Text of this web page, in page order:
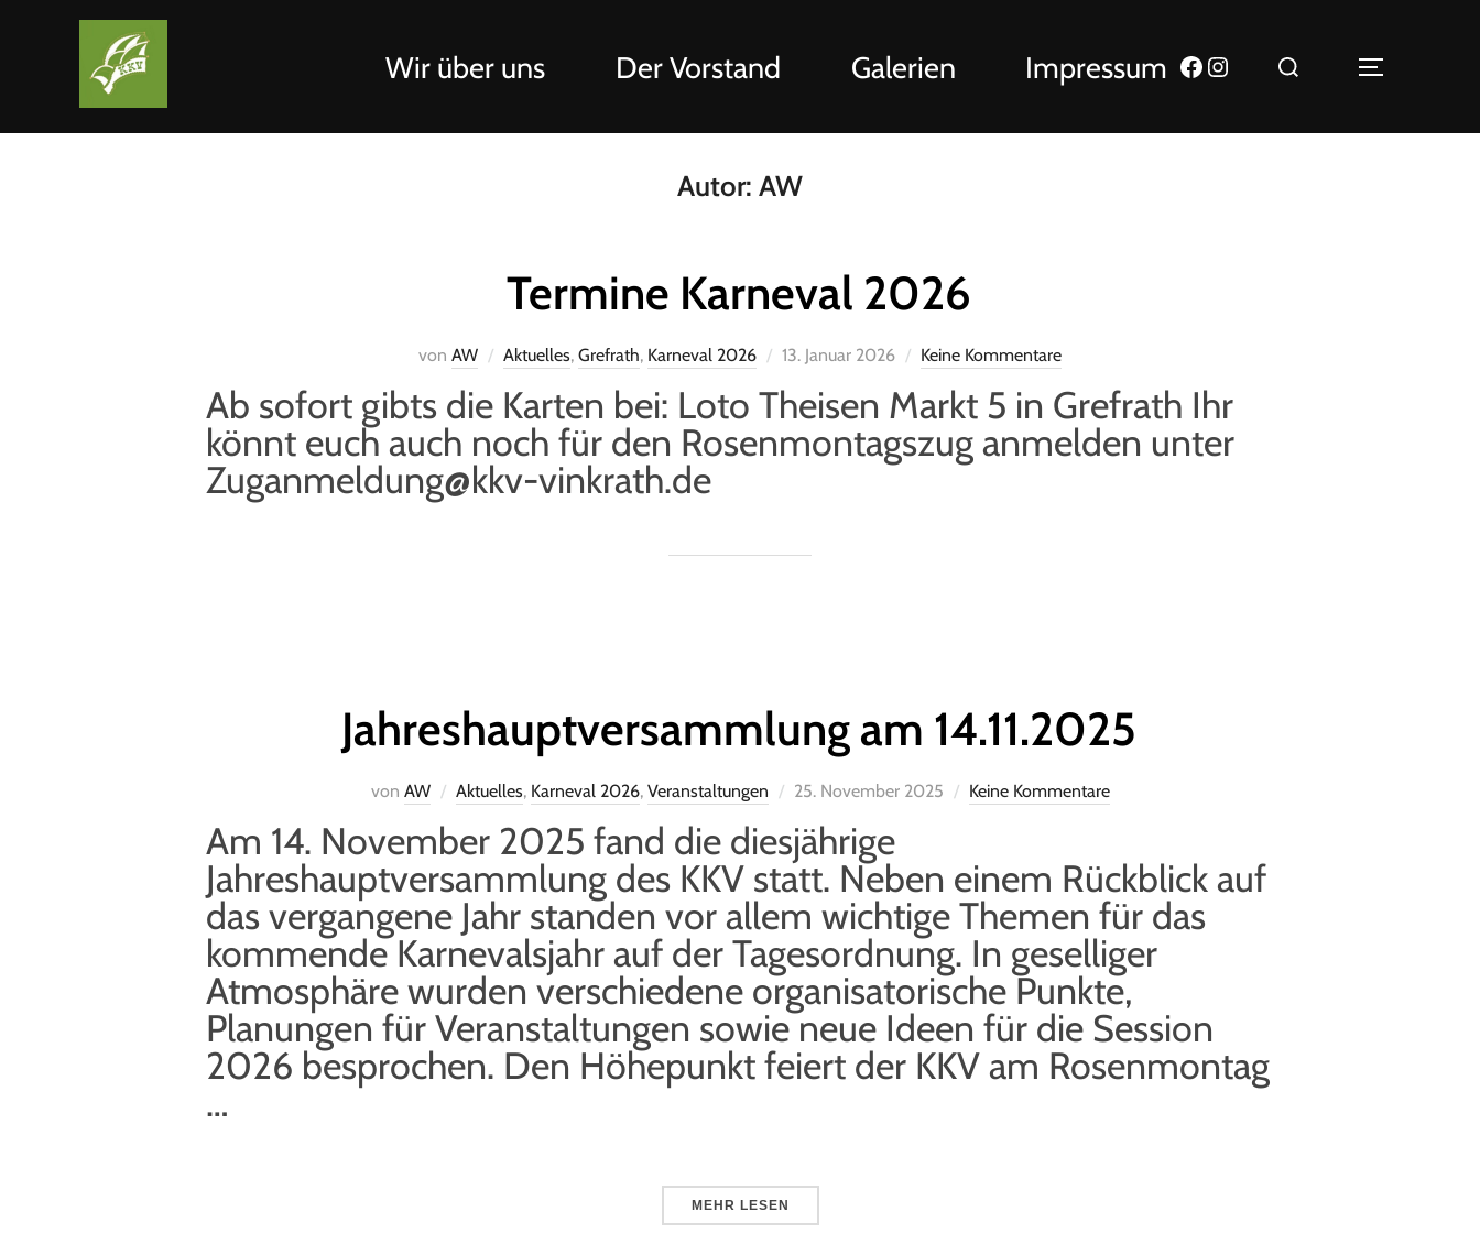
Wir über uns Der Vorstand Galerien Impressum
Autor: AW
Termine Karneval 2026
von AW Aktuelles, Grefrath, Karneval 2026 13. Januar 2026 Keine Kommentare
Ab sofort gibts die Karten bei: Loto Theisen Markt 5 in Grefrath Ihr
könnt euch auch noch für den Rosenmontagszug anmelden unter
Zuganmeldung@kkv-vinkrath.de
Jahreshauptversammlung am 14.11.2025
von AW Aktuelles, Karneval 2026, Veranstaltungen 25. November 2025 Keine Kommentare
Am 14. November 2025 fand die diesjährige
Jahreshauptversammlung des KKV statt. Neben einem Rückblick auf
das vergangene Jahr standen vor allem wichtige Themen für das
kommende Karnevalsjahr auf der Tagesordnung. In geselliger
Atmosphäre wurden verschiedene organisatorische Punkte,
Planungen für Veranstaltungen sowie neue Ideen für die Session
2026 besprochen. Den Höhepunkt feiert der KKV am Rosenmontag
…
MEHR LESEN